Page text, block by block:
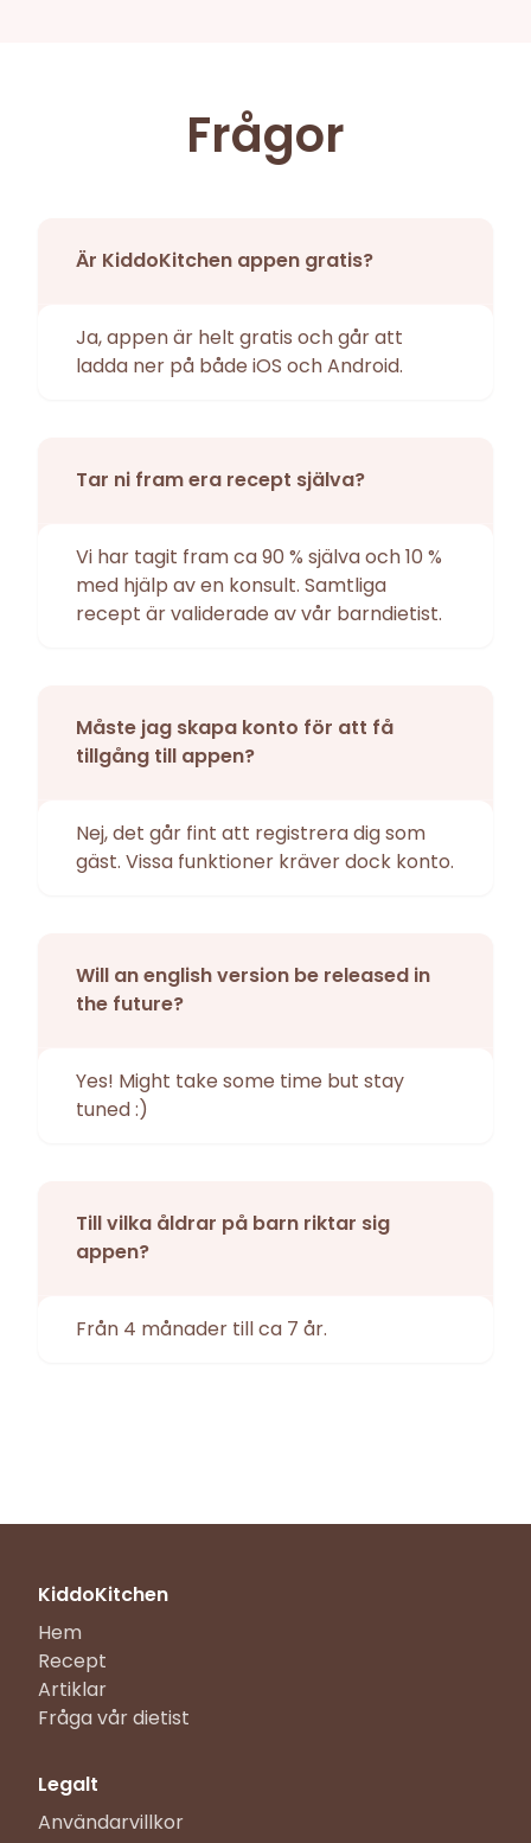
Frågor
Är KiddoKitchen appen gratis?
Ja, appen är helt gratis och går att
ladda ner på både iOS och Android.
Tar ni fram era recept själva?
Vi har tagit fram ca 90 % själva och 10 %
med hjälp av en konsult. Samtliga
recept är validerade av vår barndietist.
Måste jag skapa konto för att få
tillgång till appen?
Nej, det går fint att registrera dig som
gäst. Vissa funktioner kräver dock konto.
Will an english version be released in
the future?
Yes! Might take some time but stay
tuned :)
Till vilka åldrar på barn riktar sig
appen?
Från 4 månader till ca 7 år.
KiddoKitchen
Hem
Recept
Artiklar
Fråga vår dietist
Legalt
Användarvillkor